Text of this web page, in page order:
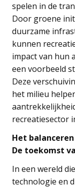
spelen in de
Door groene
duurzame
kunnen
impact van hun
een voorbeeld
Deze
het milieu
recreatiesector
Het
De toekomst
In een wereld
technologie en